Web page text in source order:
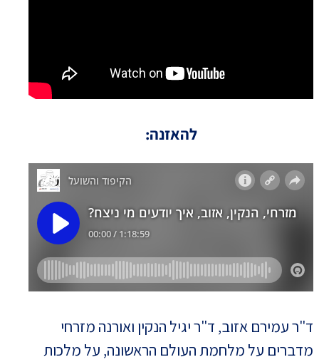
להאזנה:
ד"ר עמירם אזוב, ד"ר יגיל הנקין ואורנה מזרחי
מדברים על מלחמת העולם הראשונה, על מלכות